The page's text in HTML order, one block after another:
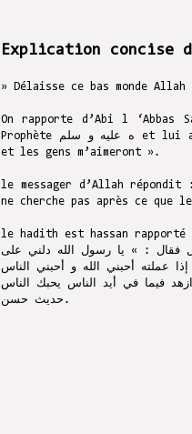
Explication concise
» Délaisse ce bas monde
On rapporte d’Abi l ‘Abbas
Prophète ه عليه و سلم et lui a demandé : « ô Messager d’Allah, indique moi une œuvre par laquelle Allah m’aimera
et les gens m’aimeront ».
le messager d’Allah
ne cherche pas après ce que
le hadith est hassan rapporté
فقال : » يا رسول الله دلني على
حديث حسن.